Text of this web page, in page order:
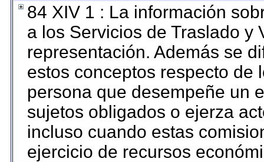
84 XIV 1 : La información
a los Servicios de Traslado y
representación. Además se
estos conceptos respecto de
persona que desempeñe un
sujetos obligados o ejerza
incluso cuando estas
ejercicio de recursos